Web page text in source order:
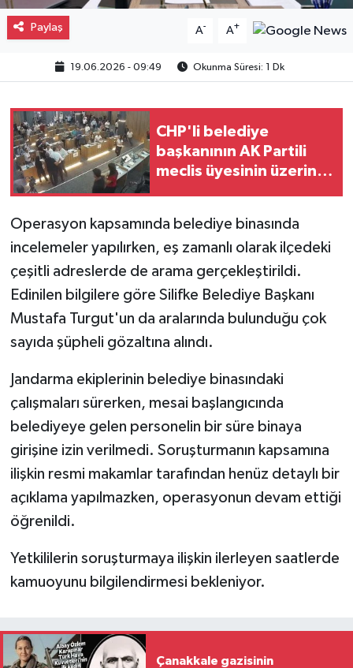
Paylaş A- A+
19.06.2026 - 09:49 Okunma Süresi: 1 Dk
CHP'li belediye
başkanının AK Partili
meclis üyesinin üzerine
Operasyon kapsamında belediye binasında
incelemeler yapılırken, eş zamanlı olarak ilçedeki
çeşitli adreslerde de arama gerçekleştirildi.
Edinilen bilgilere göre Silifke Belediye Başkanı
Mustafa Turgut'un da aralarında bulunduğu çok
sayıda şüpheli gözaltına alındı.
Jandarma ekiplerinin belediye binasındaki
çalışmaları sürerken, mesai başlangıcında
belediyeye gelen personelin bir süre binaya
girişine izin verilmedi. Soruşturmanın kapsamına
ilişkin resmi makamlar tarafından henüz detaylı bir
açıklama yapılmazken, operasyonun devam ettiği
öğrenildi.
Yetkililerin soruşturmaya ilişkin ilerleyen saatlerde
kamuoyunu bilgilendirmesi bekleniyor.
Çanakkale gazisinin